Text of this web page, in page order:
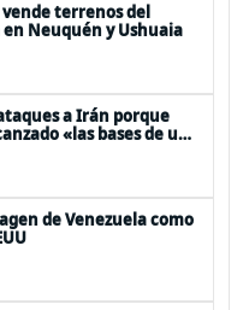
terrenos del
Neuquén y Ushuaia
a Irán porque
«las bases de un
de Venezuela como